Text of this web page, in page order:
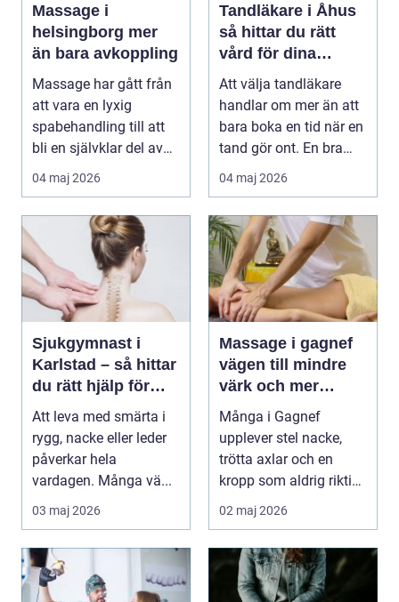
Massage i
helsingborg mer
än bara avkoppling
Massage har gått från
att vara en lyxig
spabehandling till att
bli en självklar del av
mångas vardag...
04 maj 2026
Tandläkare i Åhus
så hittar du rätt
vård för dina
tänder
Att välja tandläkare
handlar om mer än att
bara boka en tid när en
tand gör ont. En bra
tandvårdskli...
04 maj 2026
Sjukgymnast i
Karlstad – så hittar
du rätt hjälp för
smärta och rehab
Att leva med smärta i
rygg, nacke eller leder
påverkar hela
vardagen. Många vä...
03 maj 2026
Massage i gagnef
vägen till mindre
värk och mer
vardagsenergi
Många i Gagnef
upplever stel nacke,
trötta axlar och en
kropp som aldrig riktigt
hinner återhämta si...
02 maj 2026